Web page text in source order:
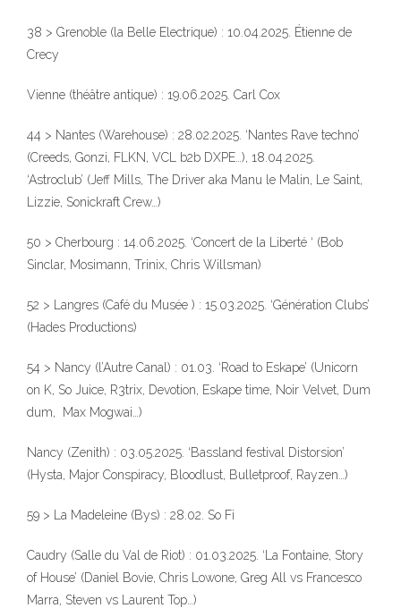
38 > Grenoble (la Belle Electrique) : 10.04.2025. Étienne de
Crecy
Vienne (théâtre antique) : 19.06.2025. Carl Cox
44 > Nantes (Warehouse) : 28.02.2025. ‘Nantes Rave techno’
(Creeds, Gonzi, FLKN, VCL b2b DXPE…), 18.04.2025.
‘Astroclub’ (Jeff Mills, The Driver aka Manu le Malin, Le Saint,
Lizzie, Sonickraft Crew…)
50 > Cherbourg : 14.06.2025. ‘Concert de la Liberté ‘ (Bob
Sinclar, Mosimann, Trinix, Chris Willsman)
52 > Langres (Café du Musée ) : 15.03.2025. ‘Génération Clubs’
(Hades Productions)
54 > Nancy (l’Autre Canal) : 01.03. ‘Road to Eskape’ (Unicorn
on K, So Juice, R3trix, Devotion, Eskape time, Noir Velvet, Dum
dum, Max Mogwai…)
Nancy (Zenith) : 03.05.2025. ‘Bassland festival Distorsion’
(Hysta, Major Conspiracy, Bloodlust, Bulletproof, Rayzen…)
59 > La Madeleine (Bys) : 28.02. So Fi
Caudry (Salle du Val de Riot) : 01.03.2025. ‘La Fontaine, Story
of House’ (Daniel Bovie, Chris Lowone, Greg All vs Francesco
Marra, Steven vs Laurent Top…)